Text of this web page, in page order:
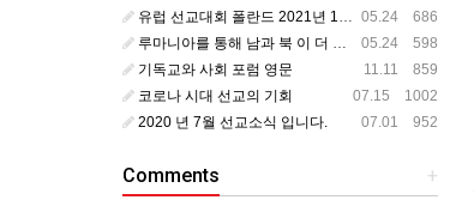
05.24 686
유럽 선교대회 폴란드 2021년 11월
05.24 598
루마니아를 통해 남과 북 이 더 가까이
11.11 859
기독교와 사회 포럼 영문
07.15 1002
코로나 시대 선교의 기회
07.01 952
2020 년 7월 선교소식 입니다.
+
Comments